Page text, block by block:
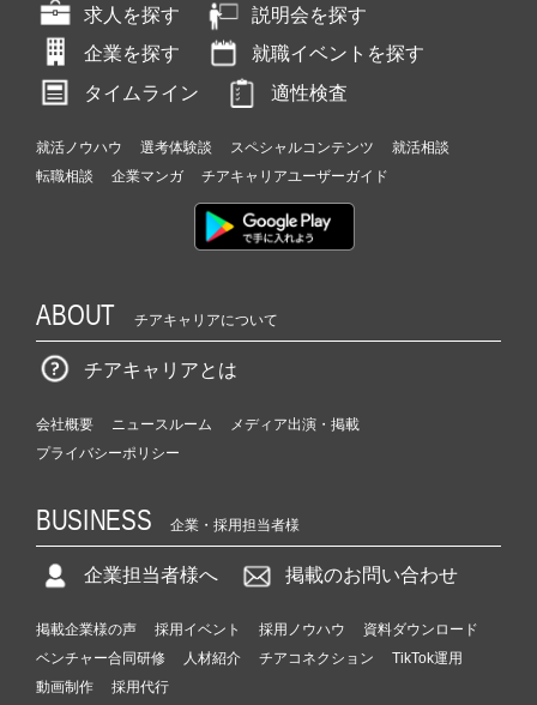
求人を探す
説明会を探す
企業を探す
就職イベントを探す
タイムライン
適性検査
就活ノウハウ 選考体験談 スペシャルコンテンツ
就活相談
転職相談
企業マンガ チアキャリアユーザーガイド
ABOUT チアキャリアについて
チアキャリアとは
会社概要 ニュースルーム
メディア出演・掲載
プライバシーポリシー
BUSINESS 企業・採用担当者様
企業担当者様へ 掲載のお問い合わせ
掲載企業様の声 採用イベント 採用ノウハウ
資料ダウンロード
ベンチャー合同研修
人材紹介 チアコネクション
TikTok運用
動画制作
採用代行